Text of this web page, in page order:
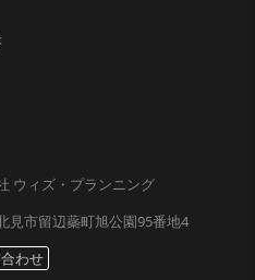
ウィズ・プランニング
見市留辺蘂町旭公園95番地4
わせ